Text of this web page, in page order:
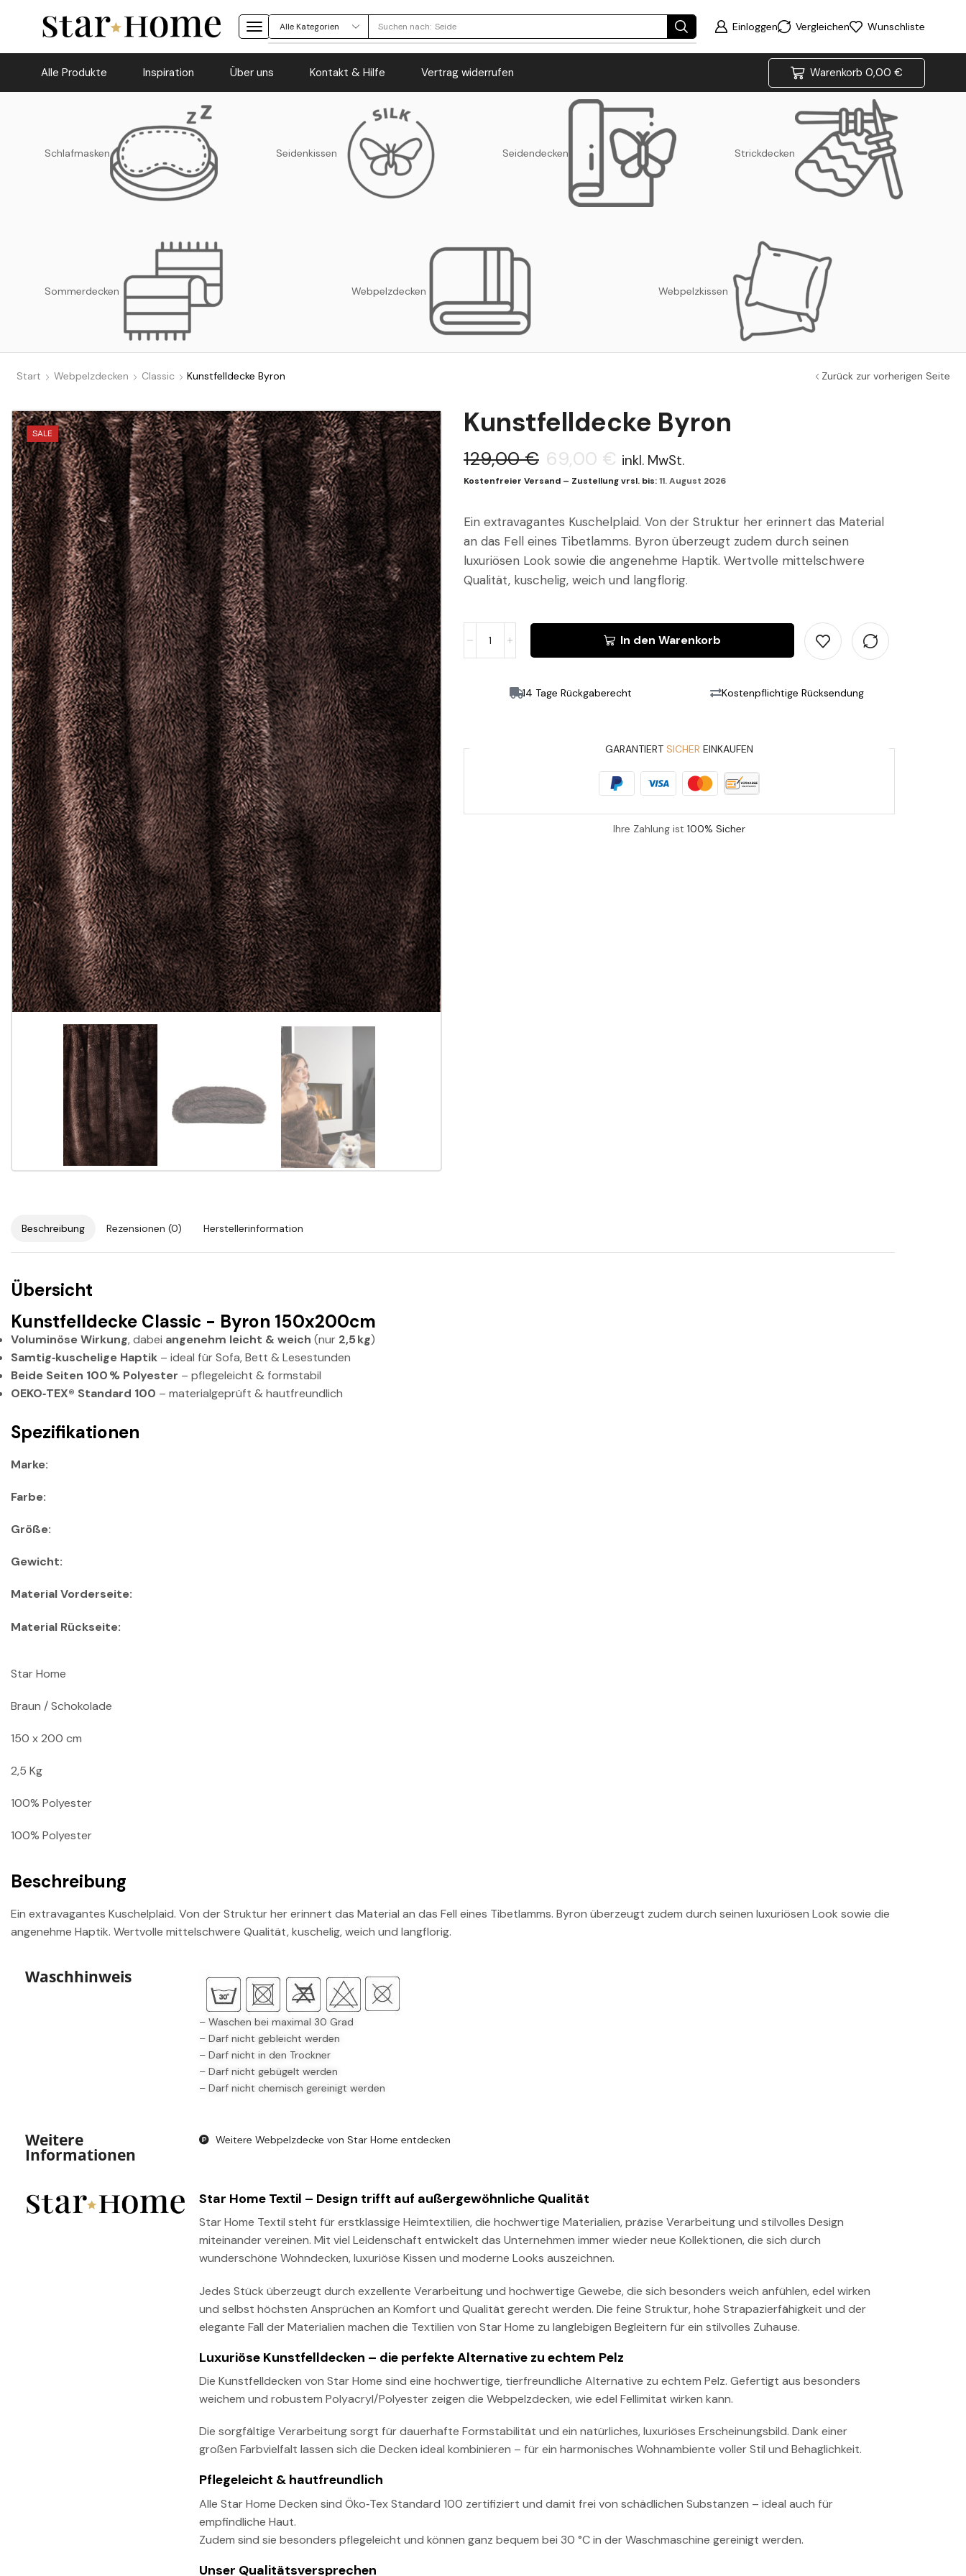
Suchen nach: Seide Einloggen Vergleichen Wunschliste
Alle Produkte Inspiration Über uns Kontakt & Hilfe Vertrag widerrufen Warenkorb 0,00 €
Schlafmasken Seidenkissen Seidendecken Strickdecken
Sommerdecken Webpelzdecken Webpelzkissen
Start Webpelzdecken Classic Kunstfelldecke Byron Zurück zur vorherigen Seite
SALE Kunstfelldecke Byron
129,00€ 69,00 € inkl. MwSt.
Kostenfreier Versand – Zustellung vrsl. bis:11. August 2026
Ein extravagantes Kuschelplaid. Von der Struktur her erinnert das Material
an das Fell eines Tibetlamms. Byron überzeugt zudem durch seinen
luxuriösen Look sowie die angenehme Haptik. Wertvolle mittelschwere
Qualität, kuschelig, weich und langflorig.
In den Warenkorb
14 Tage Rückgaberecht Kostenpflichtige Rücksendung
GARANTIERT SICHER EINKAUFEN
Ihre Zahlung ist 100% Sicher
Beschreibung Rezensionen (0) Herstellerinformation
Übersicht
Kunstfelldecke Classic - Byron 150x200cm
Voluminöse Wirkung, dabei angenehm leicht & weich (nur 2,5 kg)
Samtig‑kuschelige Haptik – ideal für Sofa, Bett & Lesestunden
Beide Seiten 100 % Polyester – pflegeleicht & formstabil
OEKO‑TEX® Standard 100 – materialgeprüft & hautfreundlich
Spezifikationen
Marke:
Farbe:
Größe:
Gewicht:
Material Vorderseite:
Material Rückseite:
Star Home
Braun / Schokolade
150 x 200 cm
2,5 Kg
100% Polyester
100% Polyester
Beschreibung
Ein extravagantes Kuschelplaid. Von der Struktur her erinnert das Material an das Fell eines Tibetlamms. Byron überzeugt zudem durch seinen luxuriösen Look sowie die
angenehme Haptik. Wertvolle mittelschwere Qualität, kuschelig, weich und langflorig.
Waschhinweis
– Waschen bei maximal 30 Grad
– Darf nicht gebleicht werden
– Darf nicht in den Trockner
– Darf nicht gebügelt werden
– Darf nicht chemisch gereinigt werden
Weitere
Informationen
Weitere Webpelzdecke von Star Home entdecken
Star Home Textil – Design trifft auf außergewöhnliche Qualität
Star Home Textil steht für erstklassige Heimtextilien, die hochwertige Materialien, präzise Verarbeitung und stilvolles Design
miteinander vereinen. Mit viel Leidenschaft entwickelt das Unternehmen immer wieder neue Kollektionen, die sich durch
wunderschöne Wohndecken, luxuriöse Kissen und moderne Looks auszeichnen.
Jedes Stück überzeugt durch exzellente Verarbeitung und hochwertige Gewebe, die sich besonders weich anfühlen, edel wirken
und selbst höchsten Ansprüchen an Komfort und Qualität gerecht werden. Die feine Struktur, hohe Strapazierfähigkeit und der
elegante Fall der Materialien machen die Textilien von Star Home zu langlebigen Begleitern für ein stilvolles Zuhause.
Luxuriöse Kunstfelldecken – die perfekte Alternative zu echtem Pelz
Die Kunstfelldecken von Star Home sind eine hochwertige, tierfreundliche Alternative zu echtem Pelz. Gefertigt aus besonders
weichem und robustem Polyacryl/Polyester zeigen die Webpelzdecken, wie edel Fellimitat wirken kann.
Die sorgfältige Verarbeitung sorgt für dauerhafte Formstabilität und ein natürliches, luxuriöses Erscheinungsbild. Dank einer
großen Farbvielfalt lassen sich die Decken ideal kombinieren – für ein harmonisches Wohnambiente voller Stil und Behaglichkeit.
Pflegeleicht & hautfreundlich
Alle Star Home Decken sind Öko‑Tex Standard 100 zertifiziert und damit frei von schädlichen Substanzen – ideal auch für
empfindliche Haut.
Zudem sind sie besonders pflegeleicht und können ganz bequem bei 30 °C in der Waschmaschine gereinigt werden.
Unser Qualitätsversprechen